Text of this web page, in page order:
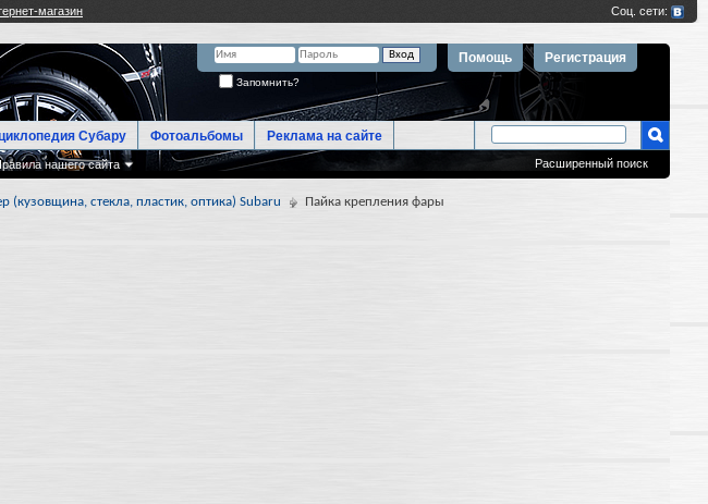
Регистрация
Помощь
Запомнить?
нашего сайта
Субару Фотоальбомы Реклама на сайте
Расширенный поиск
(кузовщина, стекла, пластик, оптика) Subaru Пайка крепления фары